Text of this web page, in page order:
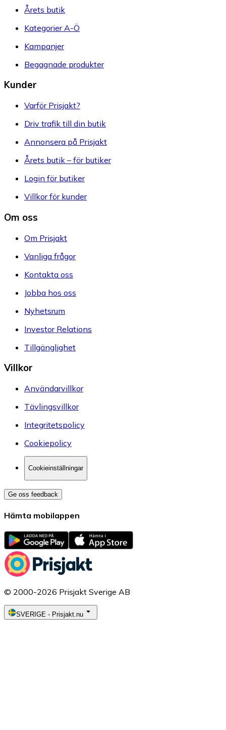
Årets butik
Kategorier A-Ö
Kampanjer
Begagnade produkter
Kunder
Varför Prisjakt?
Driv trafik till din butik
Annonsera på Prisjakt
Årets butik – för butiker
Login för butiker
Villkor för kunder
Om oss
Om Prisjakt
Vanliga frågor
Kontakta oss
Jobba hos oss
Nyhetsrum
Investor Relations
Tillgänglighet
Villkor
Användarvillkor
Tävlingsvillkor
Integritetspolicy
Cookiepolicy
Cookieinställningar
Ge oss feedback
Hämta mobilappen
© 2000-2026 Prisjakt Sverige AB
SVERIGE - Prisjakt.nu